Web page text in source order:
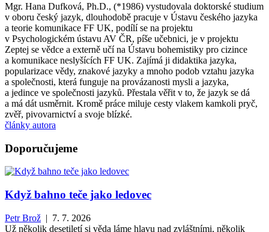
Mgr. Hana Dufková, Ph.D., (*1986) vystudovala doktorské studium
v oboru český jazyk, dlouhodobě pracuje v Ústavu českého jazyka
a teorie komunikace FF UK, podílí se na projektu
v Psychologickém ústavu AV ČR, píše učebnici, je v projektu
Zeptej se vědce a externě učí na Ústavu bohemistiky pro cizince
a komunikace neslyšících FF UK. Zajímá ji didaktika jazyka,
popularizace vědy, znakové jazyky a mnoho podob vztahu jazyka
a společnosti, která funguje na provázanosti mysli a jazyka,
a jedince ve společnosti jazyků. Přestala věřit v to, že jazyk se dá
a má dát usměrnit. Kromě práce miluje cesty vlakem kamkoli pryč,
zvěř, pivovarnictví a svoje blízké.
články autora
Doporučujeme
Když bahno teče jako ledovec
Petr Brož | 7. 7. 2026
Už několik desetiletí si věda láme hlavu nad zvláštními, několik